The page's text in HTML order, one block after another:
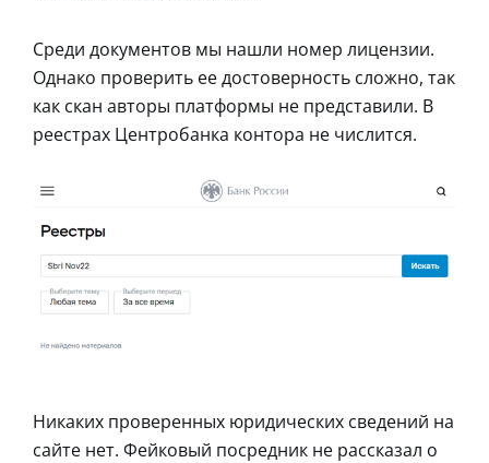
Среди документов мы нашли номер лицензии.
Однако проверить ее достоверность сложно, так
как скан авторы платформы не представили. В
реестрах Центробанка контора не числится.
Никаких проверенных юридических сведений на
сайте нет. Фейковый посредник не рассказал о